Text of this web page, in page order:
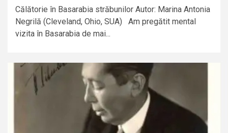
Călătorie în Basarabia străbunilor Autor: Marina Antonia
Negrilă (Cleveland, Ohio, SUA) Am pregătit mental
vizita în Basarabia de mai...